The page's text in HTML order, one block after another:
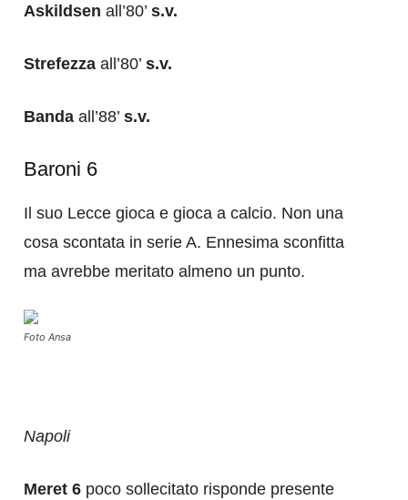
Askildsen all’80’ s.v.
Strefezza all’80’ s.v.
Banda all’88’ s.v.
Baroni 6
Il suo Lecce gioca e gioca a calcio. Non una
cosa scontata in serie A. Ennesima sconfitta
ma avrebbe meritato almeno un punto.
Foto Ansa
Napoli
Meret 6 poco sollecitato risponde presente